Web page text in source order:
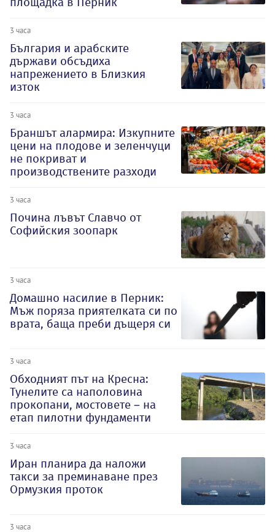
3 часа
България и арабските
държави обсъдиха
напрежението в Близкия
изток
3 часа
Браншът алармира: Изкупните
цени на плодове и зеленчуци
не покриват и
производствените разходи
3 часа
Почина лъвът Славчо от
Софийския зоопарк
3 часа
Домашно насилие в Перник:
Мъж поряза приятелката си по
врата, баща преби дъщеря си
3 часа
Обходният път на Кресна:
Тунелите са наполовина
прокопани, мостовете – на
етап пилотни фундаменти
3 часа
Иран планира да наложи
такси за преминаване през
Ормузкия проток
3 часа